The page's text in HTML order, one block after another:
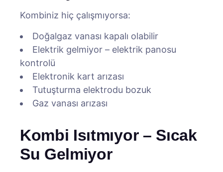
Kombiniz hiç çalışmıyorsa:
Doğalgaz vanası kapalı olabilir
Elektrik gelmiyor – elektrik panosu
kontrolü
Elektronik kart arızası
Tutuşturma elektrodu bozuk
Gaz vanası arızası
Kombi Isıtmıyor – Sıcak
Su Gelmiyor